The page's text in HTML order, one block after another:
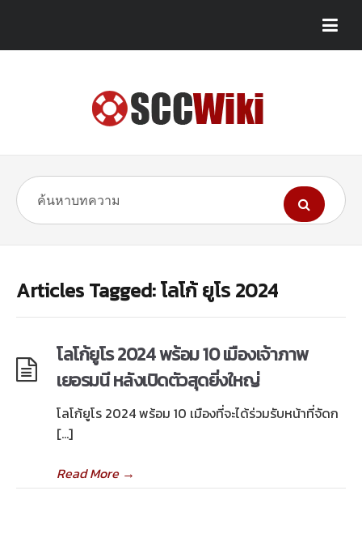
Articles Tagged: โลโก้ ยูโร 2024
โลโก้ยูโร 2024 พร้อม 10 เมืองเจ้าภาพ
เยอรมนี หลังเปิดตัวสุดยิ่งใหญ่
โลโก้ยูโร 2024 พร้อม 10 เมืองที่จะได้ร่วมรับหน้าที่จัดก
[…]
Read More→